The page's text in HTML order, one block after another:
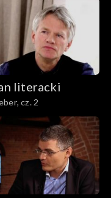
literacki
cz. 2